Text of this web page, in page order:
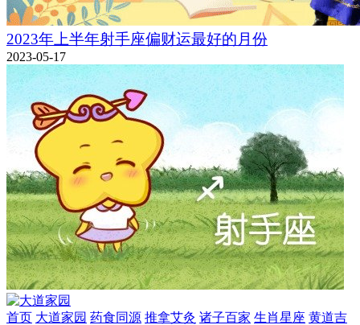
2023年上半年射手座偏财运最好的月份
2023-05-17
首页 大道家园 药食同源 推拿艾灸 诸子百家 生肖星座 黄道吉